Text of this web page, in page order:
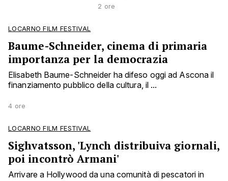
2 ore
LOCARNO FILM FESTIVAL
Baume-Schneider, cinema di primaria
importanza per la democrazia
Elisabeth Baume-Schneider ha difeso oggi ad Ascona il
finanziamento pubblico della cultura, il ...
4 ore
LOCARNO FILM FESTIVAL
Sighvatsson, 'Lynch distribuiva giornali,
poi incontrò Armani'
Arrivare a Hollywood da una comunità di pescatori in